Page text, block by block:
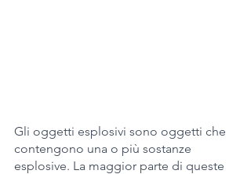
Gli oggetti esplosivi sono oggetti che
contengono una o più sostanze
esplosive. La maggior parte di queste